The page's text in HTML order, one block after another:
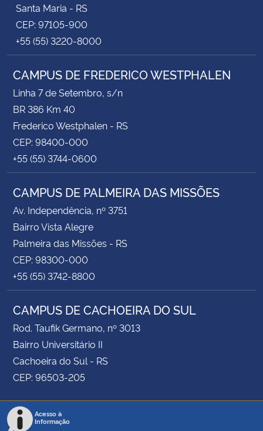
Santa Maria - RS
CEP: 97105-900
+55 (55) 3220-8000
CAMPUS DE FREDERICO WESTPHALEN
Linha 7 de Setembro, s/n
BR 386 Km 40
Frederico Westphalen - RS
CEP: 98400-000
+55 (55) 3744-0600
CAMPUS DE PALMEIRA DAS MISSÕES
Av. Independência, nº 3751
Bairro Vista Alegre
Palmeira das Missões - RS
CEP: 98300-000
+55 (55) 3742-8800
CAMPUS DE CACHOEIRA DO SUL
Rod. Taufik Germano, nº 3013
Bairro Universitário II
Cachoeira do Sul - RS
CEP: 96503-205
Acesso à
Informação